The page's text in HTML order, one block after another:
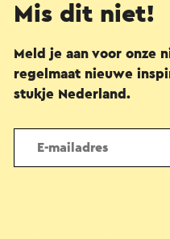
Mis dit niet!
Meld je aan voor onze
regelmaat nieuwe
stukje Nederland.